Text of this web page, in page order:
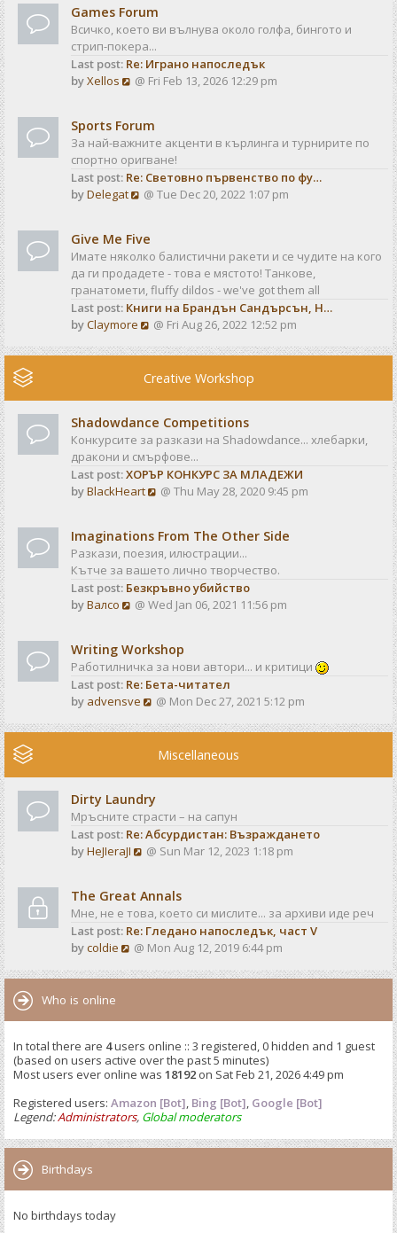
s
t
e
s
t
p
o
t
w
t
h
e
l
e
s
t
p
o
t
Games Forum
Всичко, което ви вълнува около голфа, бингото и
стрип-покера...
Last post: Re: Играно напоследък
byXellos
V
w
t
h
e
l
t
e
s
t
p
o
s
t
@ Fri Feb 13, 2026 12:29 pm
Sports Forum
За най-важните акценти в кърлинга и турнирите по
спортно оригване!
Last post: Re: Световно първенство по фу…
byDelegat
V
w
t
h
e
l
a
t
s
o
s
t
@ Tue Dec 20, 2022 1:07 pm
Give Me Five
Имате няколко балистични ракети и се чудите на кого
да ги продадете - това е мястото! Танкове,
гранатомети, fluffy dildos - we've got them all
Last post: Книги на Брандън Сандърсън, Н…
byClaymore
V
e
w
e
l
a
t
e
p
o
s
t
@ Fri Aug 26, 2022 12:52 pm
Creative Workshop
Shadowdance Competitions
Конкурсите за разкази на Shadowdance... хлебарки,
дракони и смърфове...
Last post:ХОРЪР КОНКУРС ЗА МЛАДЕЖИ
byBlackHeart
V
w
t
h
e
l
e
s
t
p
o
t
@ Thu May 28, 2020 9:45 pm
Imaginations From The Other Side
Разкази, поезия, илюстрации...
Кътче за вашето лично творчество.
Last post: Безкръвно убийство
byВалсо
V
w
t
h
e
l
t
p
o
s
@ Wed Jan 06, 2021 11:56 pm
Writing Workshop
Работилничка за нови автори... и критици
Last post: Re: Бета-читател
by advensve
V
e
w
e
l
a
t
t
p
o
s
t
@ Mon Dec 27, 2021 5:12 pm
Miscellaneous
Dirty Laundry
Мръсните страсти – на сапун
Last post: Re: Абсурдистан: Възраждането
byHeJIeraJI
V
w
t
h
e
e
t
p
s
t
@ Sun Mar 12, 2023 1:18 pm
The Great Annals
Мне, не е това, което си мислите... за архиви иде реч
Last post: Re: Гледано напоследък, част V
bycoldie
V
e
e
l
a
t
e
t
@ Mon Aug 12, 2019 6:44 pm
Who is online
In total there are 4users online :: 3 registered, 0 hidden and 1 guest
(based on users active over the past 5 minutes)
Most users ever online was 18192 on Sat Feb 21, 2026 4:49 pm
Registered users: Amazon [Bot], Bing [Bot], Google [Bot]
Legend:Administrators, Global moderators
Birthdays
No birthdays today